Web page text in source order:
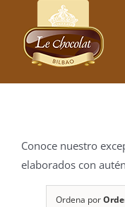
Conoce nuestro
elaborados con
Ordena por